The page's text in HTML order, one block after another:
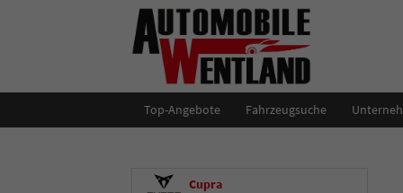
Top-Angebote Fahrzeugsuche
Cupra